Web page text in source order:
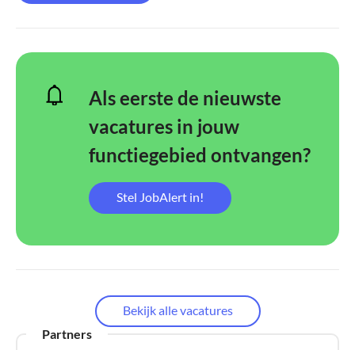
Als eerste de nieuwste
vacatures in jouw
functiegebied ontvangen?
Stel JobAlert in!
Bekijk alle vacatures
Partners